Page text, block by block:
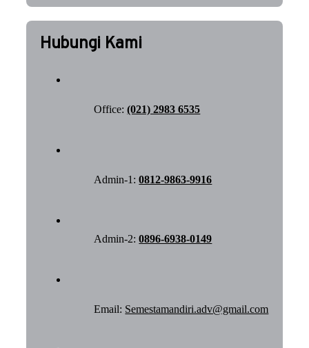
Hubungi Kami
Office:(021) 2983 6535
Admin-1:0812-9863-9916
Admin-2:0896-6938-0149
Email: Semestamandiri.adv@gmail.com